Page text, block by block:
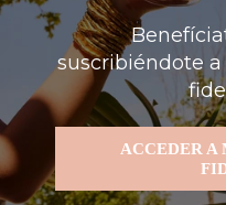
suscribiéndote
ACCEDER A